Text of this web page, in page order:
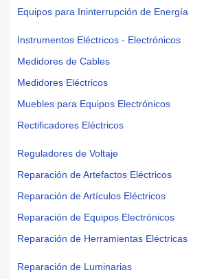
Equipos para Ininterrupción de Energía
Instrumentos Eléctricos - Electrónicos
Medidores de Cables
Medidores Eléctricos
Muebles para Equipos Electrónicos
Rectificadores Eléctricos
Reguladores de Voltaje
Reparación de Artefactos Eléctricos
Reparación de Artículos Eléctricos
Reparación de Equipos Electrónicos
Reparación de Herramientas Eléctricas
Reparación de Luminarias